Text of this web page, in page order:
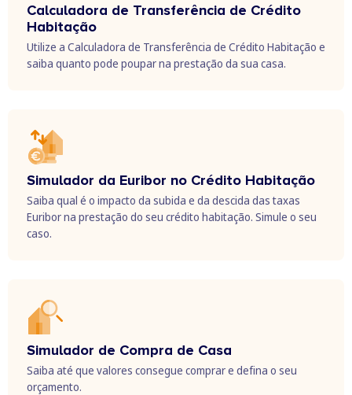
Calculadora de Transferência de Crédito
Habitação
Utilize a Calculadora de Transferência de Crédito Habitação e
saiba quanto pode poupar na prestação da sua casa.
Simulador da Euribor no Crédito Habitação
Saiba qual é o impacto da subida e da descida das taxas
Euribor na prestação do seu crédito habitação. Simule o seu
caso.
Simulador de Compra de Casa
Saiba até que valores consegue comprar e defina o seu
orçamento​.